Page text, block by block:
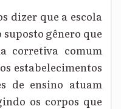
dizer que a escola
gênero que
corretiva comum
estabelecimentos
de ensino atuam
os corpos que